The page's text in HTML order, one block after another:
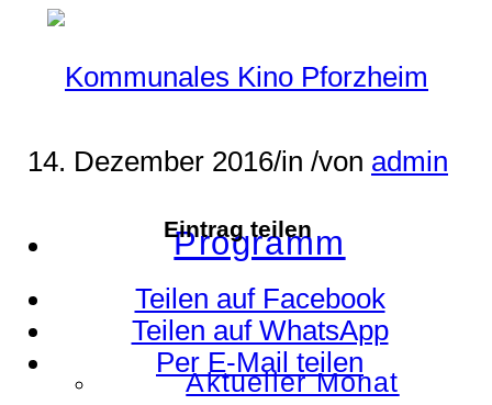
Programm
Aktueller Monat
14. Dezember 2016/in /von admin
Eintrag teilen
Teilen auf Facebook
Teilen auf WhatsApp
Per E-Mail teilen